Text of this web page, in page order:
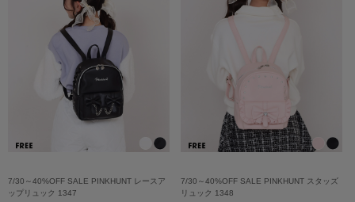
7/30～40%OFF SALE PINKHUNT レースア
ップリュック 1347
7/30～40%OFF SALE PINKHUNT スタッズ
リュック 1348